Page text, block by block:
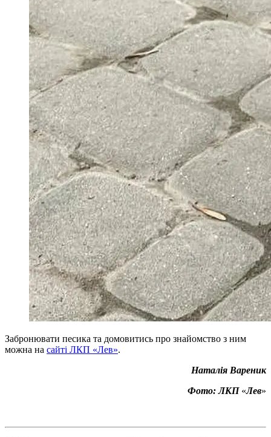
Забронювати песика та домовитись про знайомство з ним
можна на сайті ЛКП «Лев».
Наталія Вареник
Фото: ЛКП «Лев»